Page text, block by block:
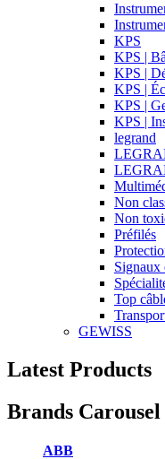
KPS
KPS |
KPS |
KPS |
KPS |
KPS |
legrand
Non
Non
Préfilés
Signaux
Top
GEWISS
Latest Products
Brands Carousel
ABB